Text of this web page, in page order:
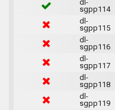
dl-
sgpp114
dl-
sgpp115
dl-
sgpp116
dl-
sgpp117
dl-
sgpp118
dl-
sgpp119